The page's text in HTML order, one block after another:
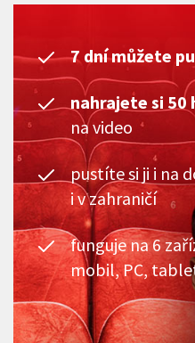
7 dní můžete
nahrajete si 50
na video
pustíte si ji i na
i v zahraničí
funguje na 6
mobil, PC,